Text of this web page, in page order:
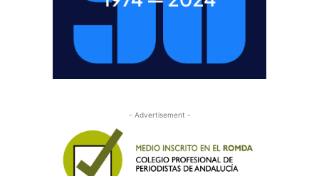
- Advertisement -